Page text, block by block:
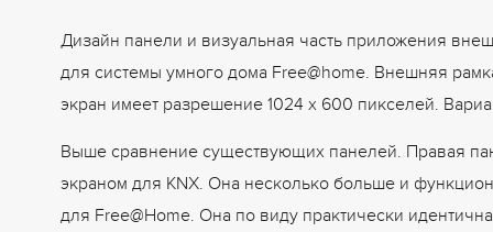
Дизайн панели и визуальная часть приложения
для системы умного дома Free@home. Внешняя
экран имеет разрешение 1024 x 600 пикселей.
Выше сравнение существующих панелей. Правая
экраном для KNX. Она несколько больше и
для Free@Home. Она по виду практически